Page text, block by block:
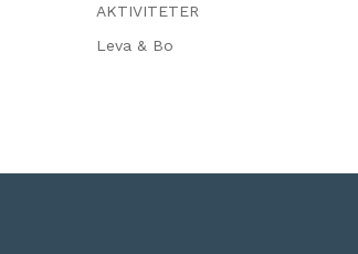
AKTIVITETER
Leva & Bo